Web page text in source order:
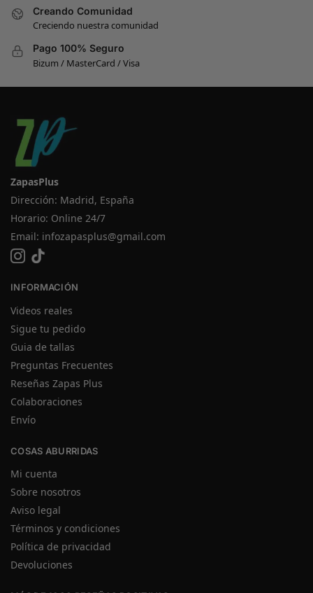
Creando Comunidad
Creciendo nuestra comunidad
Pago 100% Seguro
Bizum / MasterCard / Visa
ZapasPlus
Dirección: Madrid, España
Horario: Online 24/7
Email: infozapasplus@gmail.com
INFORMACIÓN
Videos reales
Sigue tu pedido
Guia de tallas
Preguntas Frecuentes
Reseñas Zapas Plus
Colaboraciones
Envío
COSAS ABURRIDAS
Mi cuenta
Sobre nosotros
Aviso legal
Términos y condiciones
Política de privacidad
Devoluciones